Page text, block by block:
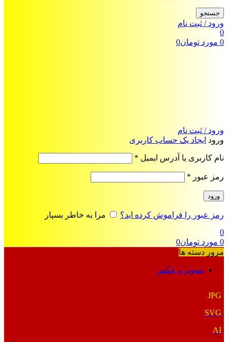
جستجو
ورود / ثبت نام
0
0 مورد تومان0
ورود / ثبت نام
ورود ایجاد یک حساب کاربری
نام کاربری یا آدرس ایمیل *
رمز عبور *
ورود
رمز عبور را فراموش کرده اید؟
مرا به خاطر بسپار
0
0 مورد تومان0
مرور دسته ها
تصویر و عکس
فرمت‌های خاص
JPG
SVG
AI